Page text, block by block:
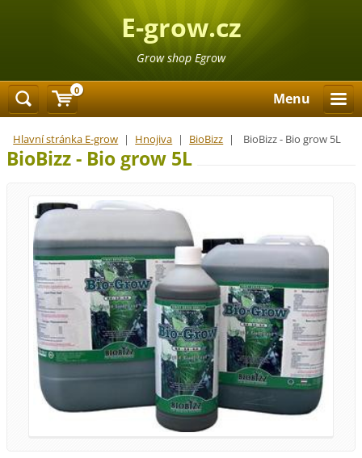
E-grow.cz
Grow shop Egrow
Menu
Hlavní stránka E-grow | Hnojiva | BioBizz | BioBizz - Bio grow 5L
BioBizz - Bio grow 5L
0